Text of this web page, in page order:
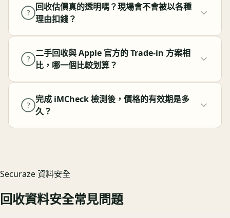
?
回收估價真的透明嗎？現場會不會被以各種
理由扣錢？
?
二手回收與 Apple 官方的 Trade-in 方案相
比，哪一個比較划算？
?
完成 iMCheck 檢測後，價格的有效期是多
久？
Securaze 資料安全
回收資料安全常見問題